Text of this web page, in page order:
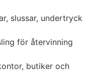
slussar, undertryck
för återvinning
butiker och